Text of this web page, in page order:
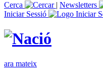
Cerca
| Newsletters
Iniciar Sessió
ara mateix